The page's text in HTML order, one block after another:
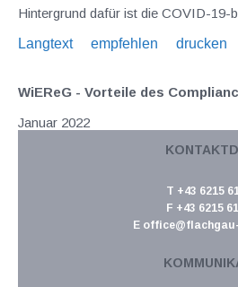
Hintergrund dafür ist die COVID-19-
Langtext
empfehlen drucken
WiEReG - Vorteile des
Januar 2022
Das BMF hat Mitte Dezember 2021
welcher typische Anwendungsfälle
von Compliance Packages erläutert
drucken
T +43 6215
F +43 6215
E